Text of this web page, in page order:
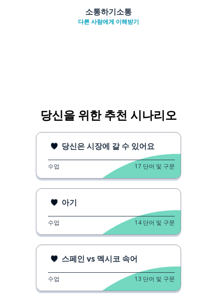
소통하기소통
다른 사람에게 이해받기
당신을 위한 추천 시나리오
당신은 시장에 갈 수 있어요
수업 17 단어 및 구문
아기
수업 14 단어 및 구문
스페인 vs 멕시코 속어
수업 13 단어 및 구문